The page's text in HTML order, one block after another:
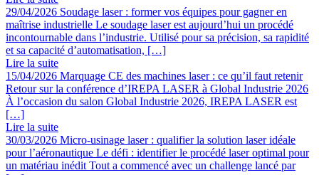
29/04/2026 Soudage laser : former vos équipes pour gagner en
maîtrise industrielle Le soudage laser est aujourd’hui un procédé
incontournable dans l’industrie. Utilisé pour sa précision, sa rapidité
et sa capacité d’automatisation, […]
Lire la suite
15/04/2026 Marquage CE des machines laser : ce qu’il faut retenir
Retour sur la conférence d’IREPA LASER à Global Industrie 2026
À l’occasion du salon Global Industrie 2026, IREPA LASER est
[…]
Lire la suite
30/03/2026 Micro-usinage laser : qualifier la solution laser idéale
pour l’aéronautique Le défi : identifier le procédé laser optimal pour
un matériau inédit Tout a commencé avec un challenge lancé par